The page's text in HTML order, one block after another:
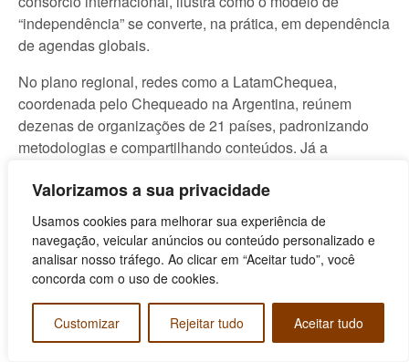
Valorizamos a sua privacidade
Usamos cookies para melhorar sua experiência de
navegação, veicular anúncios ou conteúdo personalizado e
analisar nosso tráfego. Ao clicar em “Aceitar tudo”, você
concorda com o uso de cookies.
Customizar Rejeitar tudo Aceitar tudo
“independência” se converte, na prática, em dependência
de agendas globais.
No plano regional, redes como a LatamChequea,
coordenada pelo Chequeado na Argentina, reúnem
dezenas de organizações de 21 países, padronizando
metodologias e compartilhando conteúdos. Já a
parceria com a SembraMedia e financiada pela
Luminate, injetou milhões de dólares e milhares de horas
de consultoria em redações latino-americanas, inclusive
no Brasil, para “profissionalizar” modelos de negócio. Por
trás do discurso de sustentabilidade, o que se consolida
é uma integração direta ao ecossistema global do
liberalismo, no qual os padrões de financiamento, gestão
e narrativa são definidos de fora para dentro.